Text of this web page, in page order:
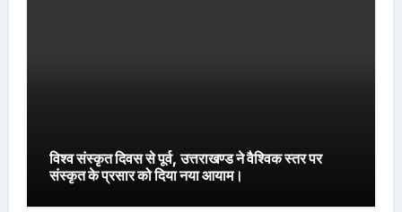
विश्व संस्कृत दिवस से पूर्व, उत्तराखण्ड ने वैश्विक स्तर पर
संस्कृत के प्रसार को दिया नया आयाम।